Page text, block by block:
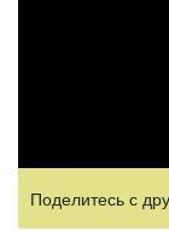
Поделитесь с